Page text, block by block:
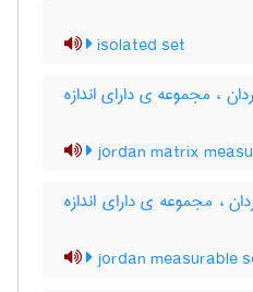
isolated set
، مجموعه ی دارای اندازه
jordan matrix
، مجموعه ی دارای اندازه
jordan measurable